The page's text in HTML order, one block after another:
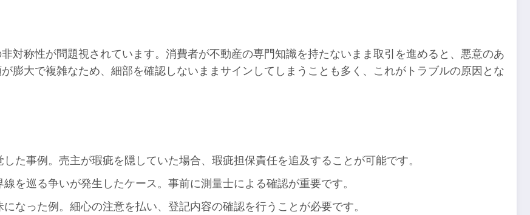
対称性が問題視されています。消費者が不動産の専門知識を持たないまま取引を進めると、悪意のあ
膨大で複雑なため、細部を確認しないままサインしてしまうことも多く、これがトラブルの原因とな
た事例。売主が瑕疵を隠していた場合、瑕疵担保責任を追及することが可能です。
を巡る争いが発生したケース。事前に測量士による確認が重要です。
なった例。細心の注意を払い、登記内容の確認を行うことが必要です。